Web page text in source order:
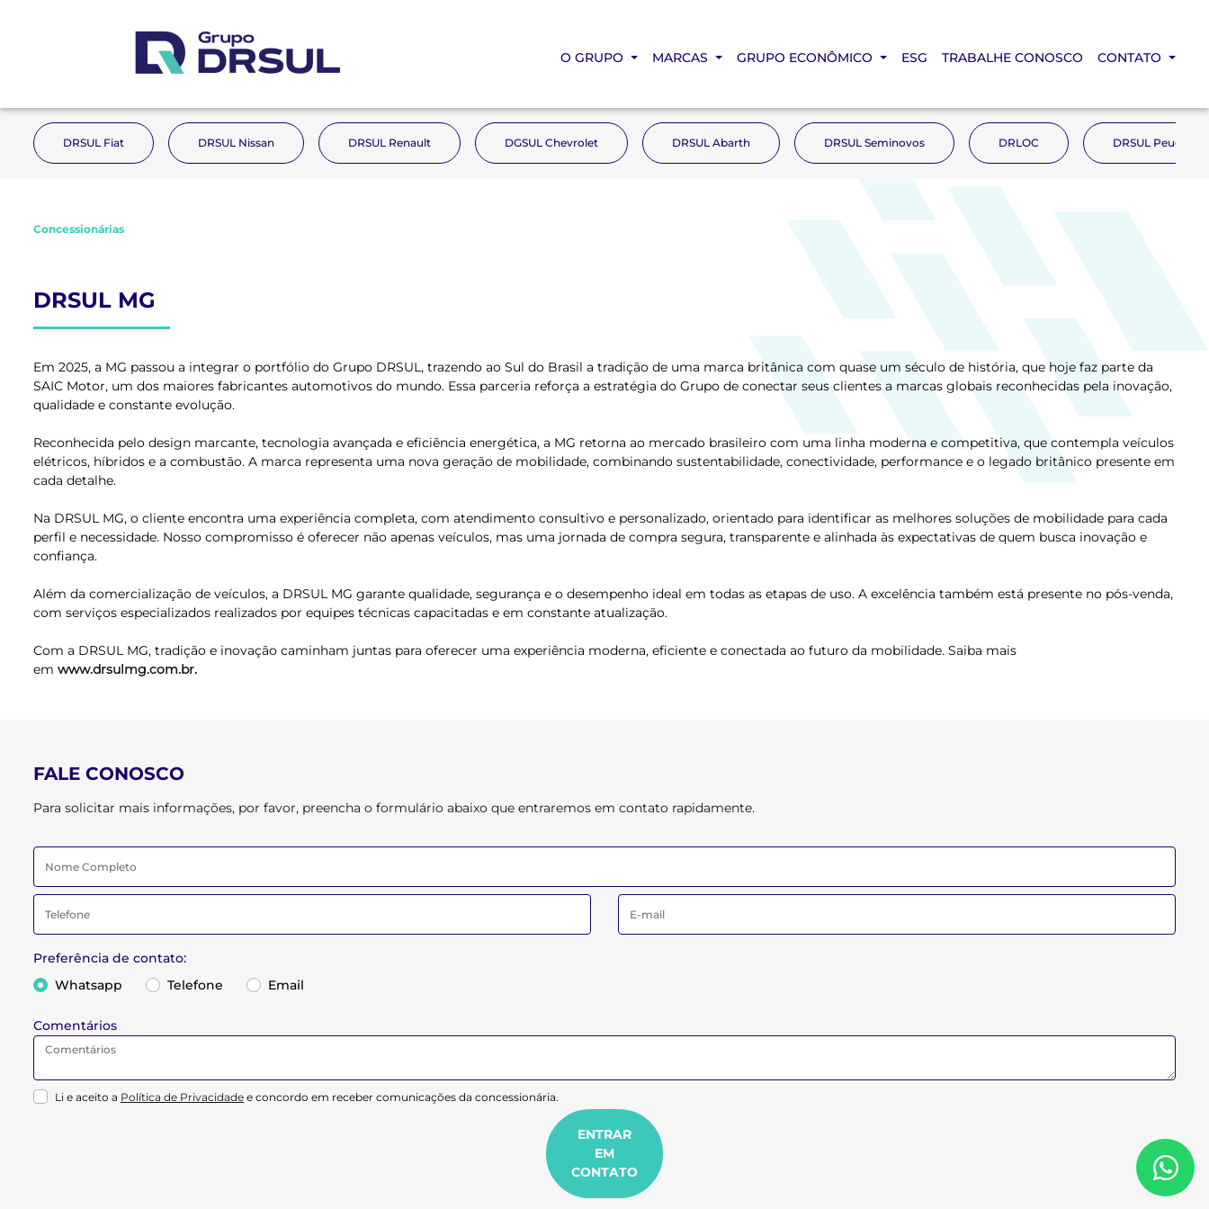
O GRUPO MARCAS GRUPO ECONÔMICO ESG TRABALHE CONOSCO CONTATO
DRSUL Fiat DRSUL Nissan DRSUL Renault DGSUL Chevrolet DRSUL Abarth DRSUL Seminovos DRLOC DRSUL Peugeot
Concessionárias
DRSUL MG
Em 2025, a MG passou a integrar o portfólio do Grupo DRSUL, trazendo ao Sul do Brasil a tradição de uma marca britânica com quase um século de história, que hoje faz parte da
SAIC Motor, um dos maiores fabricantes automotivos do mundo. Essa parceria reforça a estratégia do Grupo de conectar seus clientes a marcas globais reconhecidas pela inovação,
qualidade e constante evolução.
Reconhecida pelo design marcante, tecnologia avançada e eficiência energética, a MG retorna ao mercado brasileiro com uma linha moderna e competitiva, que contempla veículos
elétricos, híbridos e a combustão. A marca representa uma nova geração de mobilidade, combinando sustentabilidade, conectividade, performance e o legado britânico presente em
cada detalhe.
Na DRSUL MG, o cliente encontra uma experiência completa, com atendimento consultivo e personalizado, orientado para identificar as melhores soluções de mobilidade para cada
perfil e necessidade. Nosso compromisso é oferecer não apenas veículos, mas uma jornada de compra segura, transparente e alinhada às expectativas de quem busca inovação e
confiança.
Além da comercialização de veículos, a DRSUL MG garante qualidade, segurança e o desempenho ideal em todas as etapas de uso. A excelência também está presente no pós-venda,
com serviços especializados realizados por equipes técnicas capacitadas e em constante atualização.
Com a DRSUL MG, tradição e inovação caminham juntas para oferecer uma experiência moderna, eficiente e conectada ao futuro da mobilidade. Saiba mais
em www.drsulmg.com.br.
FALE CONOSCO
Para solicitar mais informações, por favor, preencha o formulário abaixo que entraremos em contato rapidamente.
Preferência de contato:
Whatsapp
Telefone Email
Comentários
Li e aceito a Política de Privacidade e concordo em receber comunicações da concessionária.
ENTRAR
EM
CONTATO